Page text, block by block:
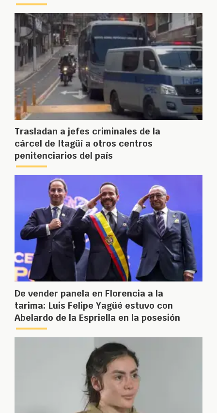
Trasladan a jefes criminales de la
cárcel de Itagüí a otros centros
penitenciarios del país
De vender panela en Florencia a la
tarima: Luis Felipe Yagüé estuvo con
Abelardo de la Espriella en la posesión